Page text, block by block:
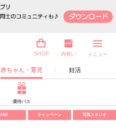
赤ちゃん・育児 妊活
SHOP 内祝い メニュー
優待パス
SNS キャンペーン 写真スタジオ